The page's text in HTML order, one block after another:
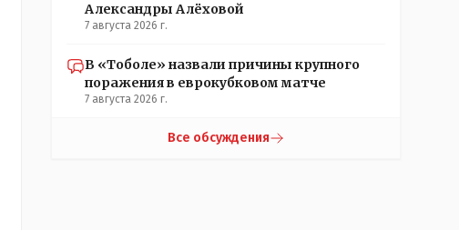
Александры Алёховой
7 августа 2026 г.
В «Тоболе» назвали причины крупного
поражения в еврокубковом матче
7 августа 2026 г.
Все обсуждения